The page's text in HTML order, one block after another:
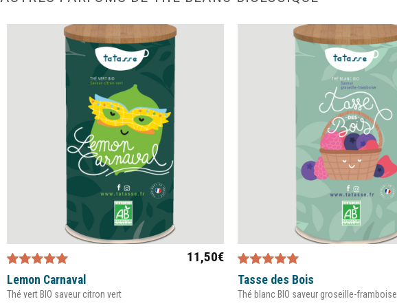
Note5.00sur
5
Lemon Carnaval
Thé vert BIO saveur citron vert
11,50€
Note5.00sur
5
Tasse des Bois
Thé blanc BIO saveur groseille-framboise